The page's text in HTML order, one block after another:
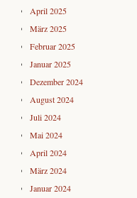
April 2025
März 2025
Februar 2025
Januar 2025
Dezember 2024
August 2024
Juli 2024
Mai 2024
April 2024
März 2024
Januar 2024